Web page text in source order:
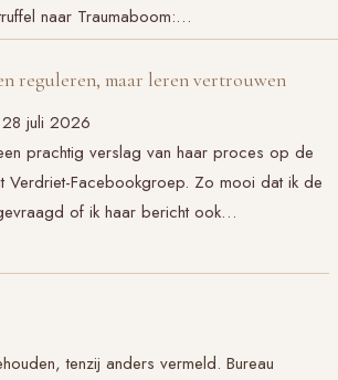
naar Traumaboom:…
reguleren, maar leren vertrouwen
28 juli 2026
prachtig verslag van haar proces op de
Verdriet-Facebookgroep. Zo mooi dat ik de
of ik haar bericht ook…
tenzij anders vermeld. Bureau